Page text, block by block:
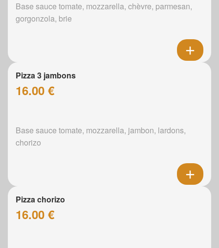
Base sauce tomate, mozzarella, chèvre, parmesan,
gorgonzola, brie
Pizza 3 jambons
16.00 €
Base sauce tomate, mozzarella, jambon, lardons,
chorizo
Pizza chorizo
16.00 €